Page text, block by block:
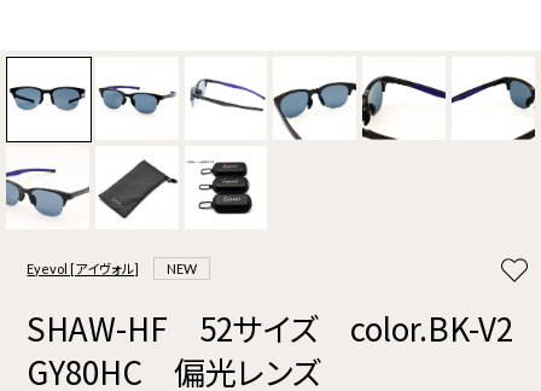
Eyevol [アイヴォル] NEW
SHAW-HF 52サイズ color.BK-V2
GY80HC 偏光レンズ